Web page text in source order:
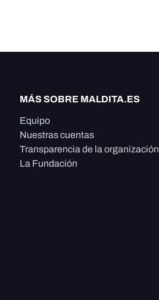
MÁS SOBRE MALDITA.ES
Equipo
Nuestras cuentas
Transparencia de la organización
La Fundación